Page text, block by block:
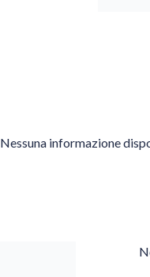
Nessuna informazione